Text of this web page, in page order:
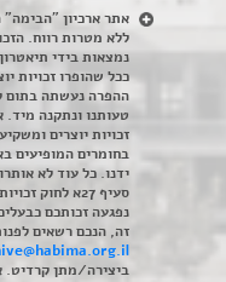
אתר ארכיון "הבימה"
ללא מטרות רווח.
נמצאות בידי
ככל שהופרו זכויות
ההפרה נעשתה בתום
טעותנו ונתקנה מיד.
זכויות יוצרים
בחומרים המופיעים
ידנו. כל עוד לא
נפגעה זכותכם
זה, הנכם רשאים
ביצירה/מתן קרדיט.